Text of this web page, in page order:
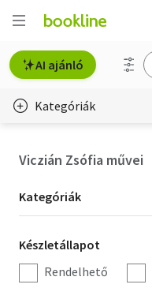
AI ajánló
Kategóriák
Hobbi, szabadidő
Irodalom
Viczián Zsófia művei
Kategória
szűrés
Kategóriák
Készletállapot
szűrés
Készletállapot
Rendelhető